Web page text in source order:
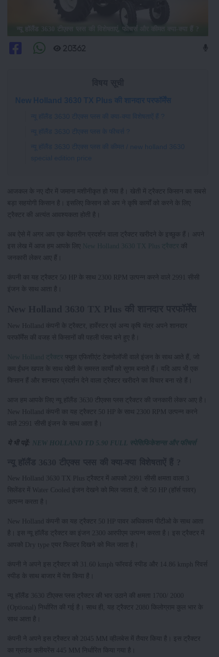
न्यू हॉलैंड 3630 टीएक्स प्लस की विशेषताएं, फीचर्स और कीमत क्या-क्या हैं ?
20362
New Holland 3630 TX Plus की शानदार परफॉर्मेंस
न्यू हॉलैंड 3630 टीएक्स प्लस की क्या-क्या विशेषताऐं हैं ?
न्यू हॉलैंड 3630 टीएक्स प्लस के फीचर्स ?
न्यू हॉलैंड 3630 टीएक्स प्लस की कीमत / new holland 3630
special edition price
आजकल के नए दौर में जमाना मशीनीकृत हो गया है। खेती में ट्रैक्टर किसान का सबसे
बड़ा सहयोगी किसान है। इसलिए किसान को अप ने कृषि कार्यों को करने के लिए
ट्रैक्टर की अत्यंत आवश्यकता होती है।
अब ऐसे में अगर आप एक बेहतरीन प्रदर्शन वाला ट्रैक्टर खरीदने के इच्छुक हैं। अपने
इस लेख में आज हम आपके लिए
New Holland 3630 TX Plus ट्रैक्टर की
जनकारी लेकर आए हैं।
कंपनी का यह ट्रैक्टर 50 HP के साथ 2300 RPM उत्पन्न करने वाले 2991 सीसी
इंजन के साथ आता है।
New Holland कंपनी के ट्रैक्टर, हार्वेस्टर एवं अन्य कृषि यंत्र अपने शानदार
परफॉर्मेंस की वजह से किसानों की पहली पंसद बने हुए है।
New Holland ट्रैक्टर फ्यूल एफिशीएंट टेक्नोलॉजी वाले इंजन के साथ आते हैं, जो
कम ईंधन खपत के साथ खेती के समस्त कार्यों को सुगम बनाते हैं। यदि आप भी एक
किसान हैं और शानदार प्रदर्शन देने वाला ट्रैक्टर खरीदने का विचार बना रहे हैं।
आज हम आपके लिए न्यू हॉलैंड 3630 टीएक्स प्लस ट्रैक्टर की जनकारी लेकर आए है।
New Holland कंपनी का यह ट्रैक्टर 50 HP के साथ 2300 RPM उत्पन्न करने
वाले 2991 सीसी इंजन के साथ आता है।
ये भी पढ़ें: NEW HOLLAND TD 5.90 FULL स्पेसिफिकेशन्स और फीचर्स
New Holland 3630 TX Plus ट्रैक्टर में आपको 2991 सीसी क्षमता वाला 3
सिलेंडर में Water Cooled इंजन देखने को मिल जाता है, जो 50 HP (हॉर्स पावर)
उत्पन्न करता है।
New Holland कंपनी का यह ट्रैक्टर 50 HP पावर अधिकतम पीटीओ के साथ आता
है। इस न्यू हॉलैंड ट्रैक्टर का इंजन 2300 आरपीएम उत्पन्न करता है। इस ट्रैक्टर में
आपको Dry type एयर फिल्टर दिखने को मिल जाता है।
कंपनी ने अपने इस ट्रैक्टर को 31.60 kmph फॉरवर्ड स्पीड और 14.86 kmph रिवर्स
स्पीड के साथ बाजार में पेश किया है।
न्यू हॉलैंड 3630 टीएक्स प्लस ट्रैक्टर की भार उठाने की क्षमता 1700/ 2000
(Optional) निर्धारित की गई है। साथ ही, यह ट्रैक्टर 2080 किलोग्राम कुल भार के
साथ आता है।
कंपनी ने अपने इस ट्रैक्टर को 2045 MM व्हीलबेस में तैयार किया है। इस ट्रैक्टर
का ग्राउंड क्लीयरेंस 445 MM निर्धारित किया गया है।